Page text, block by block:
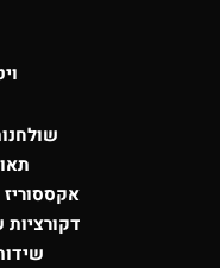
אקססוריז
דקורציות